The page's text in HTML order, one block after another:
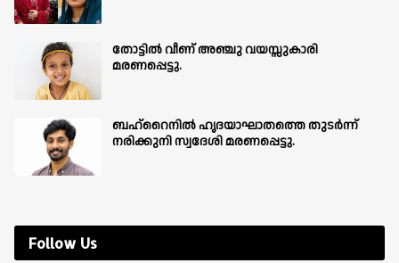
തോട്ടിൽ വീണ് അഞ്ചു വയസ്സുകാരി
മരണപ്പെട്ടു.
ബഹ്‌റൈനിൽ ഹൃദയാഘാതത്തെ തുടർന്ന്
നരിക്കുനി സ്വദേശി മരണപ്പെട്ടു.
Follow Us